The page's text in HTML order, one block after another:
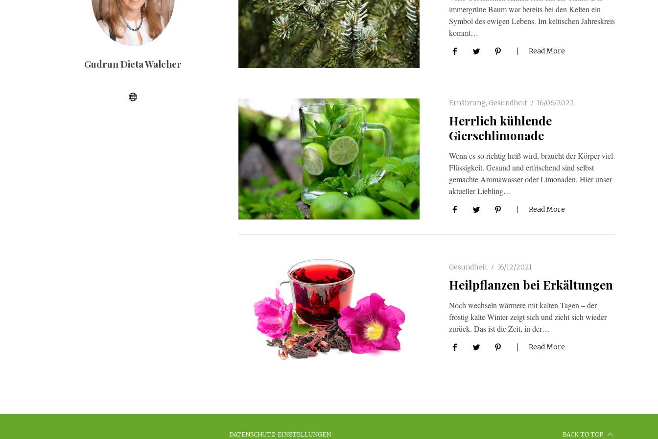
Gudrun Dieta Walcher
immergrüne Baum war bereits bei den Kelten ein
Symbol des ewigen Lebens. Im keltischen Jahreskreis
kommt…
Read More
Ernährung, Gesundheit 16/06/2022
Herrlich kühlende
Gierschlimonade
Wenn es so richtig heiß wird, braucht der Körper viel
Flüssigkeit. Gesund und erfrischend sind selbst
gemachte Aromawasser oder Limonaden. Hier unser
aktueller Liebling…
Read More
Gesundheit 16/12/2021
Heilpflanzen bei Erkältungen
Noch wechseln wärmere mit kalten Tagen – der
frostig kalte Winter zeigt sich und zieht sich wieder
zurück. Das ist die Zeit, in der…
Read More
DATENSCHUTZ-EINSTELLUNGEN BACK TO TOP